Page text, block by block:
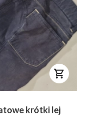
krótki lej